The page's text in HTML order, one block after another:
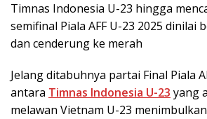
Timnas Indonesia U-23 hingga
semifinal Piala AFF U-23 2025 dinilai
dan cenderung ke merah
Jelang ditabuhnya partai Final Piala
antara Timnas Indonesia U-23 yang
melawan Vietnam U-23